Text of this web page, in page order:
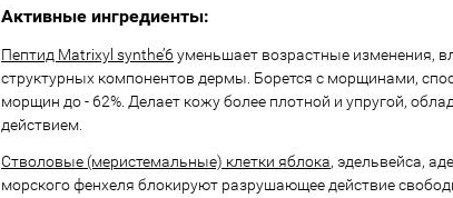
Активные ингредиенты:
Пептид Matrixyl synthe’6 уменьшает возрастные изменения,
структурных компонентов дермы. Борется с морщинами,
морщин до - 62%. Делает кожу более плотной и упругой,
действием.
Стволовые (меристемальные) клетки яблока, эдельвейса,
морского фенхеля блокируют разрушающее действие